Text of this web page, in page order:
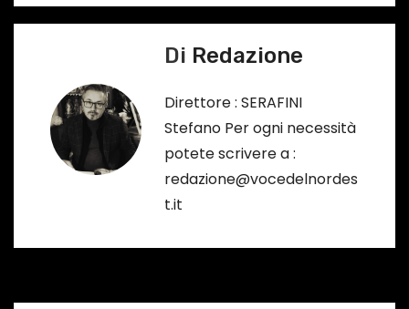
i
n
Di Redazione
Direttore : SERAFINI
Stefano Per ogni necessità
potete scrivere a :
redazione@vocedelnordes
t.it